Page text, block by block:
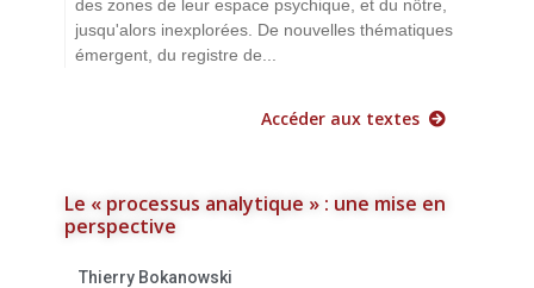
des zones de leur espace psychique, et du nôtre,
jusqu'alors inexplorées. De nouvelles thématiques
émergent, du registre de...
Accéder aux textes
Le « processus analytique » : une mise en
perspective
Thierry Bokanowski